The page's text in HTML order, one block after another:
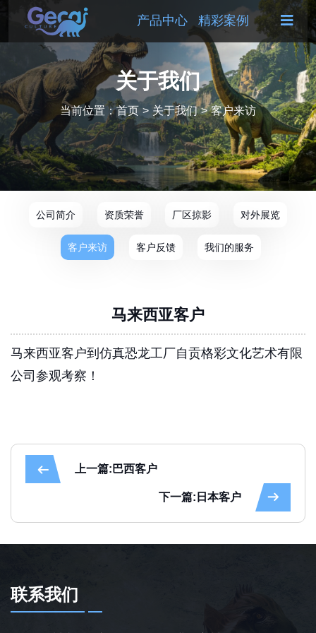
产品中心 精彩案例
关于我们
当前位置：首页 > 关于我们 > 客户来访
公司简介 资质荣誉 厂区掠影 对外展览
客户来访 客户反馈 我们的服务
马来西亚客户
马来西亚客户到仿真恐龙工厂自贡格彩文化艺术有限
公司参观考察！
上一篇:巴西客户
下一篇:日本客户
联系我们